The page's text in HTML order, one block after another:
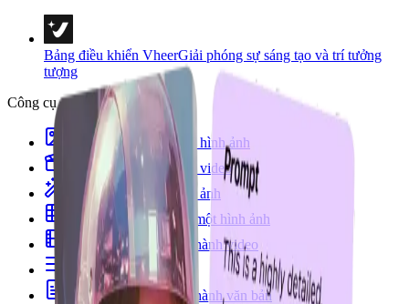
Bảng điều khiển VheerGiải phóng sự sáng tạo và trí tưởng
tượng
Công cụ
Chuyển văn bản thành hình ảnh
Chuyển văn bản thành video
Từ hình ảnh sang hình ảnh
Nhiều hình ảnh thành một hình ảnh
Chuyển đổi hình ảnh thành video
Hình ảnh làm gợi ý
Chuyển đổi hình ảnh thành văn bản